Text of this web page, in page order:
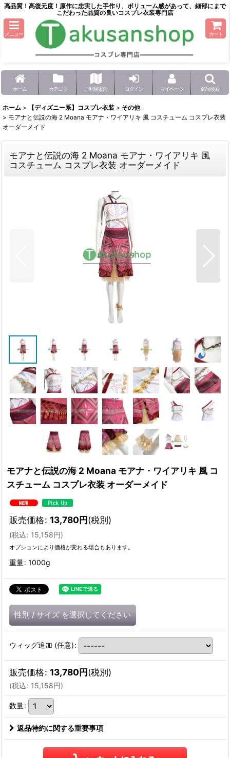
高品質！高復元度！原作に忠実した手作り、ボリューム感があって、細部にまで
こだわった品質の良いコスプレ衣装専門店
メニュー カート
ホーム カテゴリ ご利用案内 ログイン マイページ 商品検索
ホーム > 【ディズニー系】コスプレ衣装 > その他
> モアナと伝説の海 2 Moana モアナ・ワイアリキ 風 コスチューム コスプレ衣装
オーダーメイド
モアナと伝説の海 2 Moana モアナ・ワイアリキ 風
コスチューム コスプレ衣装 オーダーメイド
モアナと伝説の海 2 Moana モアナ・ワイアリキ 風 コ
スチューム コスプレ衣装 オーダーメイド
販売価格: 13,780円(税別)
(税込: 15,158円)
オプションにより価格が変わる場合もあります。
重量: 1000g
性別 / サイズ を選択してください
ウィッグ追加 (任意):
販売価格: 13,780円(税別)
(税込: 15,158円)
数量:
返品特約に関する重要事項